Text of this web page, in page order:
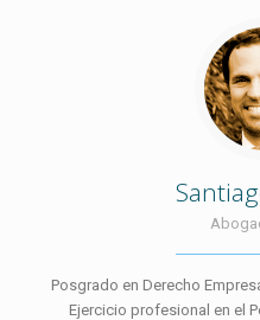
Posgrado en Derecho
Ejercicio profesional en el